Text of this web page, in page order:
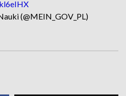
(@MEIN_GOV_PL)